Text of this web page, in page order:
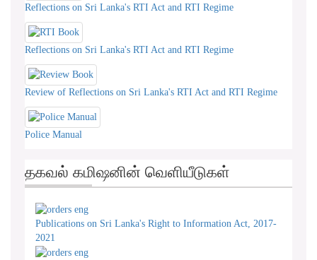
Reflections on Sri Lanka's RTI Act and RTI Regime
Reflections on Sri Lanka's RTI Act and RTI Regime
Review of Reflections on Sri Lanka's RTI Act and RTI Regime
Police Manual
தகவல் கமிஷனின் வெளியீடுகள்
Publications on Sri Lanka's Right to Information Act, 2017-
2021